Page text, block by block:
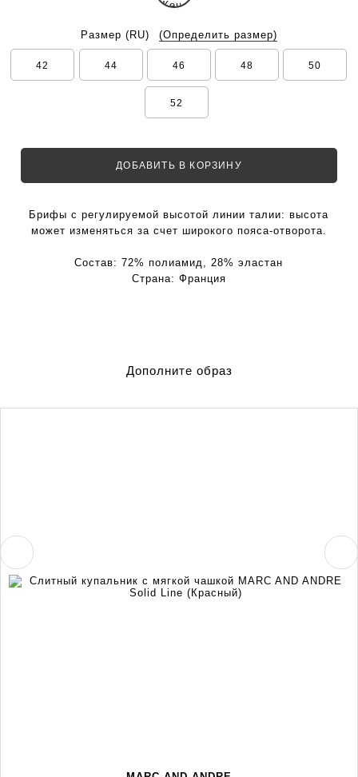
Размер (RU) (Определить размер)
42 44 46 48 50
52
ДОБАВИТЬ В КОРЗИНУ
Брифы с регулируемой высотой линии талии: высота
может изменяться за счет широкого пояса-отворота.
Состав:72% полиамид, 28% эластан
Страна: Франция
Дополните образ